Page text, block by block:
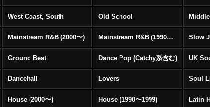
West Coast, South Old School
Mainstream R&B (2000〜) Mainstream R&B (1990〜1999) Slow
Ground Beat Dance Pop (Catchy系含む) UK
Dancehall Lovers Soul
House (2000〜) House (1990〜1999) Latin